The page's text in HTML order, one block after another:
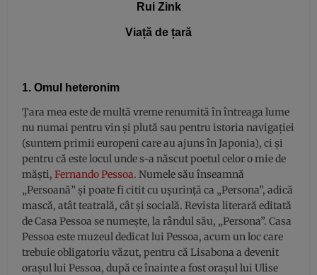
Rui Zink
Viață de țară
1. Omul heteronim
Țara mea este de multă vreme renumită în întreaga lume
nu numai pentru vin și plută sau pentru istoria navigației
(suntem primii europeni care au ajuns în Japonia), ci și
pentru că este locul unde s-a născut poetul celor o mie de
măști,Fernando Pessoa. Numele său înseamnă
„Persoană” și poate fi citit cu ușurință ca „Persona”, adică
mască, atât teatrală, cât și socială. Revista literară editată
de Casa Pessoa se numește, la rândul său, „Persona”. Casa
Pessoa este muzeul dedicat lui Pessoa, acum un loc care
trebuie obligatoriu văzut, pentru că Lisabona a devenit
orașul lui Pessoa, după ce înainte a fost orașul lui Ulise